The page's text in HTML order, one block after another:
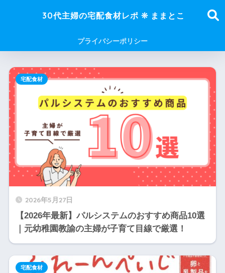
30代主婦の宅配食材レポ ❊ ままとこ
プライバシーポリシー
2026年5月27日
【2026年最新】パルシステムのおすすめ商品10選
｜元幼稚園教諭の主婦が子育て目線で厳選！
宅配食材
宅配食材